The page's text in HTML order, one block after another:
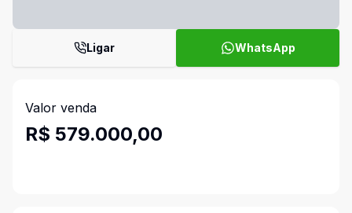
Ligar WhatsApp
Valor venda
R$ 579.000,00